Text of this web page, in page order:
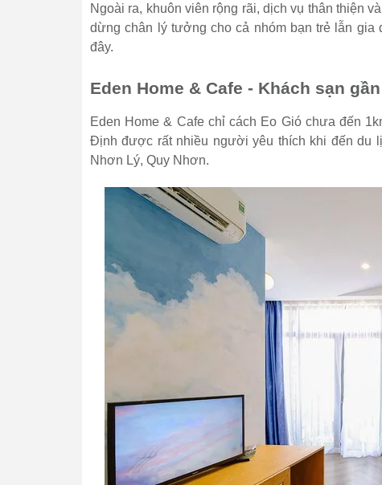
Ngoài ra, khuôn viên rộng rãi, dịch vụ thân thiện
dừng chân lý tưởng cho cả nhóm bạn trẻ lẫn gia
đây.
Eden Home & Cafe - Khách sạn
Eden Home & Cafe chỉ cách Eo Gió chưa đến
Định được rất nhiều người yêu thích khi đến du
Nhơn Lý, Quy Nhơn.